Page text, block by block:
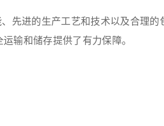
进的生产工艺和技术以及合理的
输和储存提供了有力保障。